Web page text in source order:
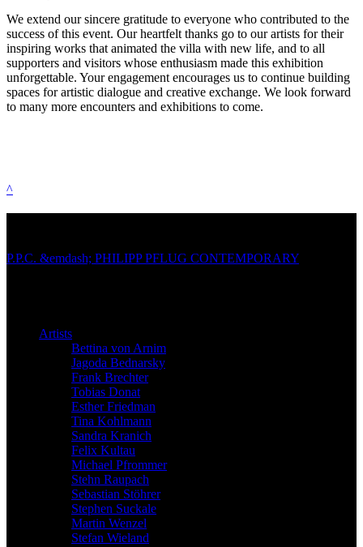
We extend our sincere gratitude to everyone who contributed to the
success of this event. Our heartfelt thanks go to our artists for their
inspiring works that animated the villa with new life, and to all
supporters and visitors whose enthusiasm made this exhibition
unforgettable. Your engagement encourages us to continue building
spaces for artistic dialogue and creative exchange. We look forward
to many more encounters and exhibitions to come.
^
P.P.C. &emdash; PHILIPP PFLUG CONTEMPORARY
Artists
Bettina von Arnim
Jagoda Bednarsky
Frank Brechter
Tobias Donat
Esther Friedman
Tina Kohlmann
Sandra Kranich
Felix Kultau
Michael Pfrommer
Stehn Raupach
Sebastian Stöhrer
Stephen Suckale
Martin Wenzel
Stefan Wieland